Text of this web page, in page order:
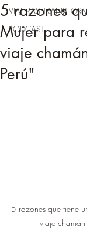
VIAJERAS
PODCAST
5 razones
Mujer para
viaje
Perú"
5 razones que tiene
viaje